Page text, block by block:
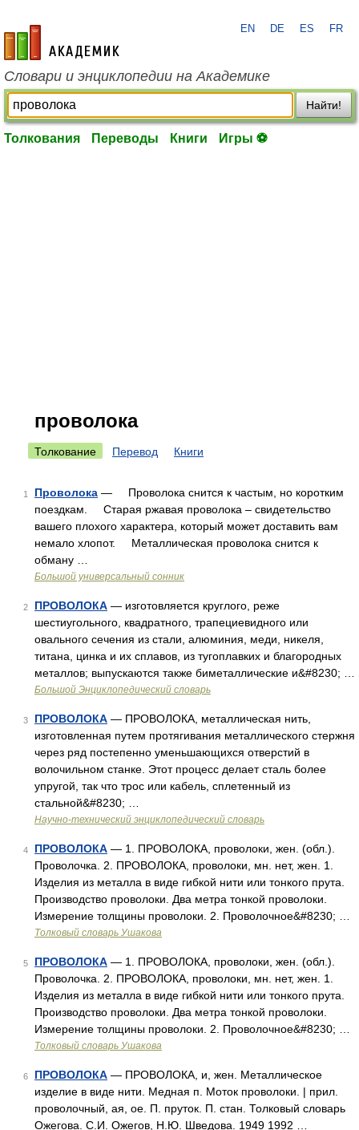
academic.ru
EN DE ES FR
Словари и энциклопедии на Академике
Найти!
Толкования Переводы Книги Игры ⚽
проволока
Толкование Перевод Книги
1 Проволока — Проволока снится к частым, но коротким
поездкам. Старая ржавая проволока – свидетельство
вашего плохого характера, который может доставить вам
немало хлопот. Металлическая проволока снится к
обману …
Большой универсальный сонник
2 ПРОВОЛОКА — изготовляется круглого, реже
шестиугольного, квадратного, трапециевидного или
овального сечения из стали, алюминия, меди, никеля,
титана, цинка и их сплавов, из тугоплавких и благородных
металлов; выпускаются также биметаллические и&#8230; …
Большой Энциклопедический словарь
3 ПРОВОЛОКА — ПРОВОЛОКА, металлическая нить,
изготовленная путем протягивания металлического стержня
через ряд постепенно уменьшающихся отверстий в
волочильном станке. Этот процесс делает сталь более
упругой, так что трос или кабель, сплетенный из
стальной&#8230; …
Научно-технический энциклопедический словарь
4 ПРОВОЛОКА — 1. ПРОВОЛОКА, проволоки, жен. (обл.).
Проволочка. 2. ПРОВОЛОКА, проволоки, мн. нет, жен. 1.
Изделия из металла в виде гибкой нити или тонкого прута.
Производство проволоки. Два метра тонкой проволоки.
Измерение толщины проволоки. 2. Проволочное&#8230; …
Толковый словарь Ушакова
5 ПРОВОЛОКА — 1. ПРОВОЛОКА, проволоки, жен. (обл.).
Проволочка. 2. ПРОВОЛОКА, проволоки, мн. нет, жен. 1.
Изделия из металла в виде гибкой нити или тонкого прута.
Производство проволоки. Два метра тонкой проволоки.
Измерение толщины проволоки. 2. Проволочное&#8230; …
Толковый словарь Ушакова
6 ПРОВОЛОКА — ПРОВОЛОКА, и, жен. Металлическое
изделие в виде нити. Медная п. Моток проволоки. | прил.
проволочный, ая, ое. П. пруток. П. стан. Толковый словарь
Ожегова. С.И. Ожегов, Н.Ю. Шведова. 1949 1992 …